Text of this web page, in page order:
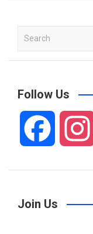
a
c
Follow Us
c
Join Us